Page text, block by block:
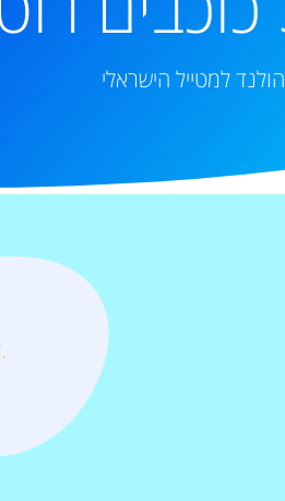
הולנד למטייל הישראלי